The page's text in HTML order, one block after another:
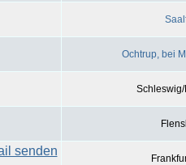
Ochtrup, bei